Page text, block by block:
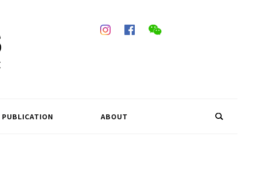
PUBLICATION ABOUT